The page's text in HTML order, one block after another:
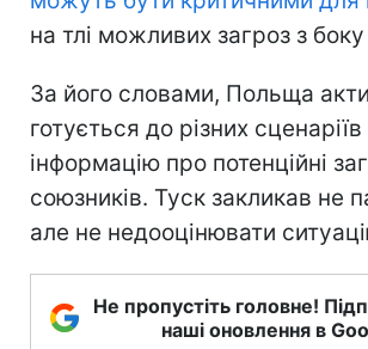
на тлі можливих загроз з боку
За його словами, Польща
готується до різних
інформацію про потенційні
союзників. Туск закликав не
але не недооцінювати
Не пропустіть головне!
наші оновлення в